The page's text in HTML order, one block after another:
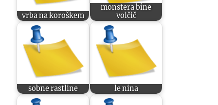
vrba na koroškem
monstera bine
volčič
sobne rastline le nina